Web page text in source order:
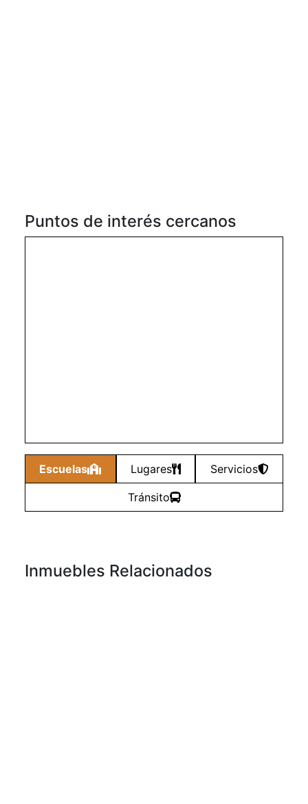
Puntos de interés cercanos
Escuelas Lugares Servicios
Tránsito
Inmuebles Relacionados